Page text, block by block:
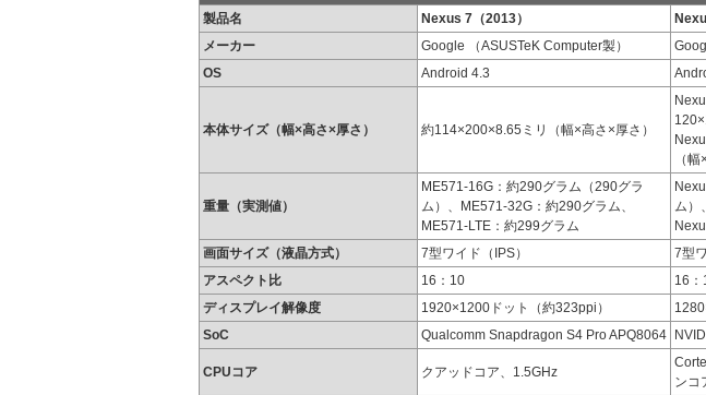
製品名
Nexus 7（2013）
メーカー
Google （ASUSTeK Computer製）
OS
Android 4.3
本体サイズ（幅×高さ×厚さ） 約114×200×8.65ミリ（幅×高さ×厚さ）
（
重量（実測値）
ME571-16G：約290グラム（290グラ
ム）、ME571-32G：約290グラム、
ME571-LTE：約299グラム
ム）
画面サイズ（液晶方式）
7型ワイド（IPS）
7型
アスペクト比
16：10
16：
ディスプレイ解像度
1920×1200ドット（約323ppi）
SoC
Qualcomm Snapdragon S4 Pro APQ8064
CPUコア クアッドコア、1.5GHz
ンコ